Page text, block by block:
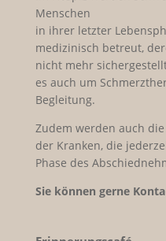
Menschen
in ihrer letzter
medizinisch betreut,
nicht mehr
es auch um
Begleitung.
Zudem werden auch
der Kranken, die
Phase des
Sie können gerne